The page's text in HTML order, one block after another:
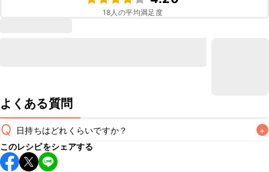
18人の平均満足度
よくある質問
Q 日持ちはどれくらいですか？ +
保存期間は冷蔵で翌日中が目安です。なるべくお早めにお召
し上がりください。
このレシピをシェアする